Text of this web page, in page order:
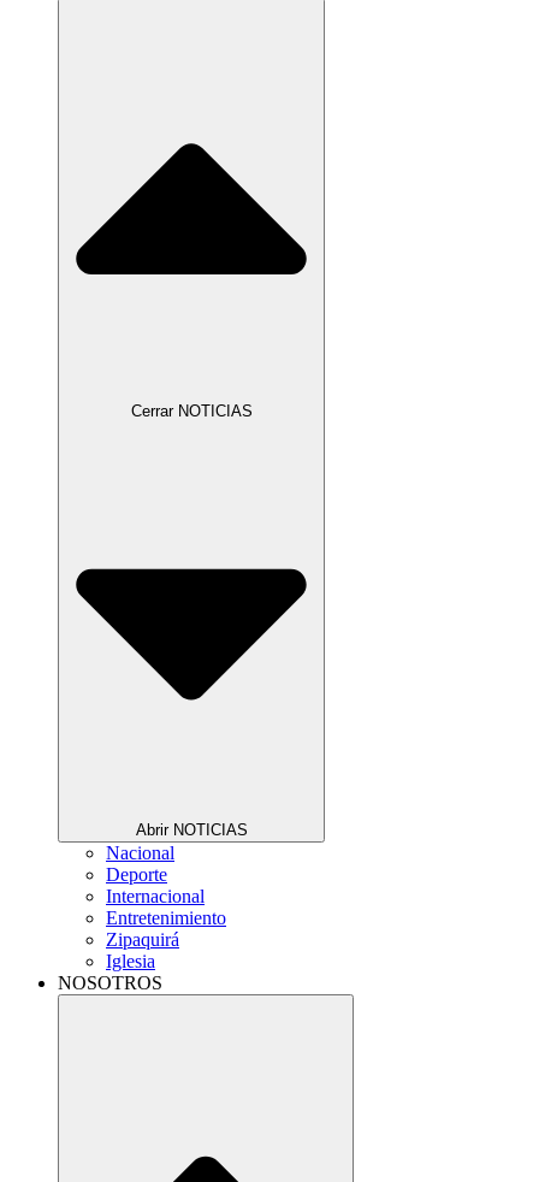
Cerrar NOTICIAS
Abrir NOTICIAS
Nacional
Deporte
Internacional
Entretenimiento
Zipaquirá
Iglesia
NOSOTROS